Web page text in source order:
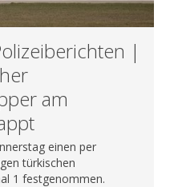
|
am
einen per
türkischen
1 festgenommen.